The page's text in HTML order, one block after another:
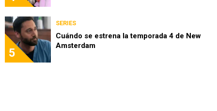
5
SERIES
Cuándo se estrena la temporada 4 de New
Amsterdam